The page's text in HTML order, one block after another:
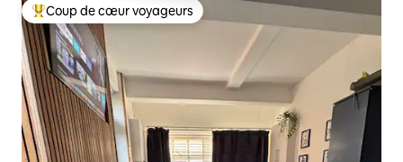
Coups de cœur voyageurs les plus appréciés
Coup de cœur voyageurs